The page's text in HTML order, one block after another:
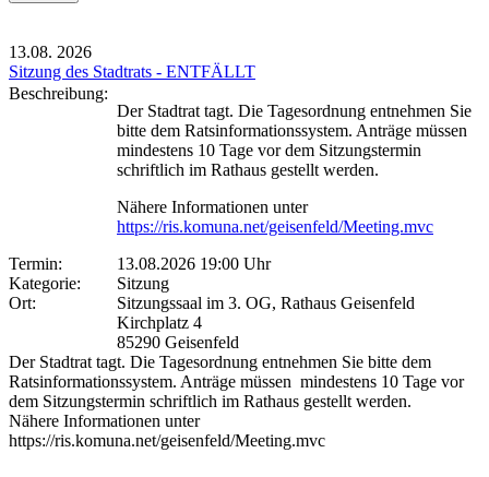
13.08. 2026
Sitzung des Stadtrats - ENTFÄLLT
Beschreibung:
Der Stadtrat tagt. Die Tagesordnung entnehmen Sie
bitte dem Ratsinformationssystem. Anträge müssen
mindestens 10 Tage vor dem Sitzungstermin
schriftlich im Rathaus gestellt werden.
Nähere Informationen unter
https://ris.komuna.net/geisenfeld/Meeting.mvc
Termin:
13.08.2026 19:00 Uhr
Kategorie:
Sitzung
Ort:
Sitzungssaal im 3. OG, Rathaus Geisenfeld
Kirchplatz 4
85290 Geisenfeld
Der Stadtrat tagt. Die Tagesordnung entnehmen Sie bitte dem
Ratsinformationssystem. Anträge müssen mindestens 10 Tage vor
dem Sitzungstermin schriftlich im Rathaus gestellt werden.
Nähere Informationen unter
https://ris.komuna.net/geisenfeld/Meeting.mvc